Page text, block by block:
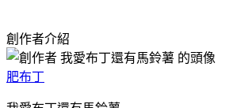
創作者介紹
肥布丁